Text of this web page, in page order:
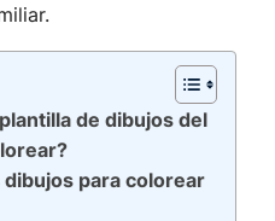
de dibujos del
para colorear